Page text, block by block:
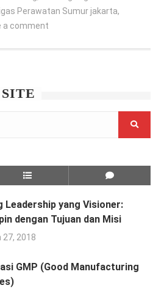
Perawatan Sumur jakarta,
a comment
Leadership yang Visioner:
dengan Tujuan dan Misi
27, 2018
GMP (Good Manufacturing